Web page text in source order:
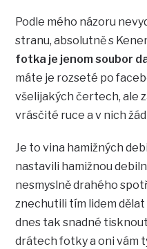
Podle mého názoru
stranu, absolutně s
fotka je jenom soubor
máte je rozseté po
všelijakých čertech, ale
vrásčité ruce a v nich
Je to vina hamižných
nastavili hamižnou
nesmyslně drahého
znechutili tím lidem
dnes tak snadné
drátech fotky a oni vám